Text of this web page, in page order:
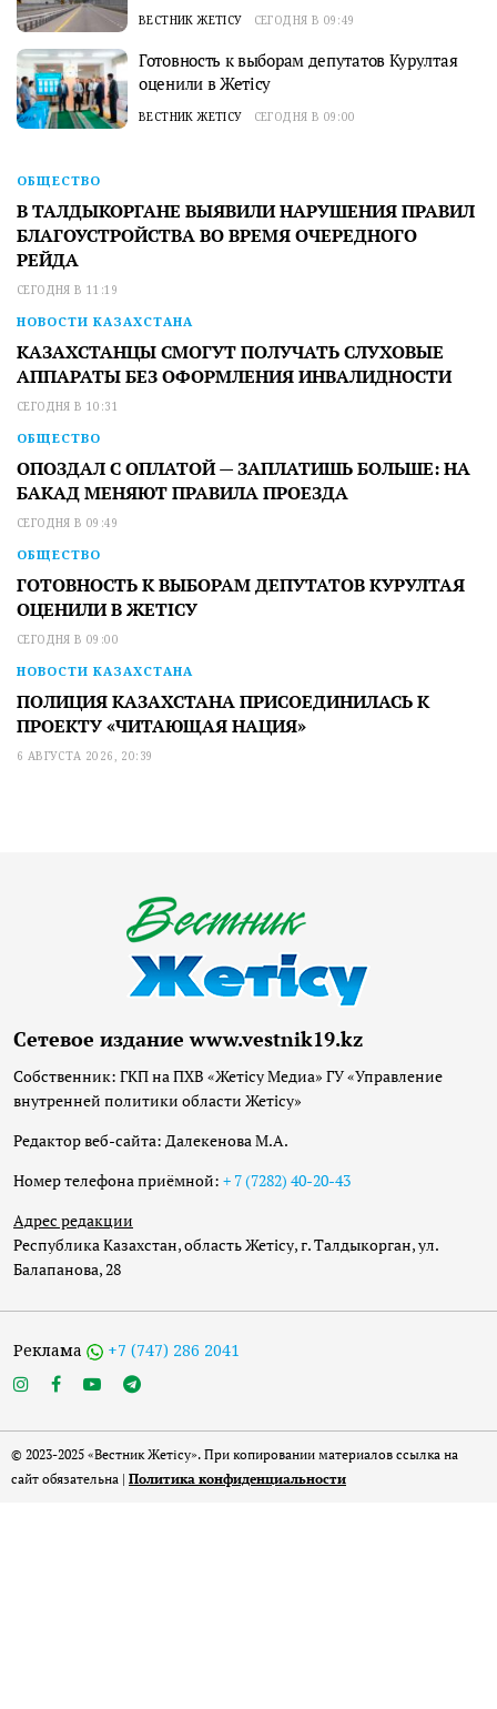
ВЕСТНИК ЖЕТІСУ СЕГОДНЯ В 09:49
Готовность к выборам депутатов Курултая
оценили в Жетісу
ВЕСТНИК ЖЕТІСУ СЕГОДНЯ В 09:00
ОБЩЕСТВО
В ТАЛДЫКОРГАНЕ ВЫЯВИЛИ НАРУШЕНИЯ ПРАВИЛ
БЛАГОУСТРОЙСТВА ВО ВРЕМЯ ОЧЕРЕДНОГО
РЕЙДА
СЕГОДНЯ В 11:19
НОВОСТИ КАЗАХСТАНА
КАЗАХСТАНЦЫ СМОГУТ ПОЛУЧАТЬ СЛУХОВЫЕ
АППАРАТЫ БЕЗ ОФОРМЛЕНИЯ ИНВАЛИДНОСТИ
СЕГОДНЯ В 10:31
ОБЩЕСТВО
ОПОЗДАЛ С ОПЛАТОЙ — ЗАПЛАТИШЬ БОЛЬШЕ: НА
БАКАД МЕНЯЮТ ПРАВИЛА ПРОЕЗДА
СЕГОДНЯ В 09:49
ОБЩЕСТВО
ГОТОВНОСТЬ К ВЫБОРАМ ДЕПУТАТОВ КУРУЛТАЯ
ОЦЕНИЛИ В ЖЕТІСУ
СЕГОДНЯ В 09:00
НОВОСТИ КАЗАХСТАНА
ПОЛИЦИЯ КАЗАХСТАНА ПРИСОЕДИНИЛАСЬ К
ПРОЕКТУ «ЧИТАЮЩАЯ НАЦИЯ»
6 АВГУСТА 2026, 20:39
Сетевое издание www.vestnik19.kz
Собственник: ГКП на ПХВ «Жетісу Медиа» ГУ «Управление
внутренней политики области Жетісу»
Редактор веб-сайта: Далекенова М.А.
Номер телефона приёмной: + 7 (7282) 40-20-43
Адрес редакции
Республика Казахстан, область Жетісу, г. Талдыкорган, ул.
Балапанова, 28
Реклама +7 (747) 286 2041
© 2023-2025 «Вестник Жетісу». При копировании материалов ссылка на
сайт обязательна | Политика конфиденциальности